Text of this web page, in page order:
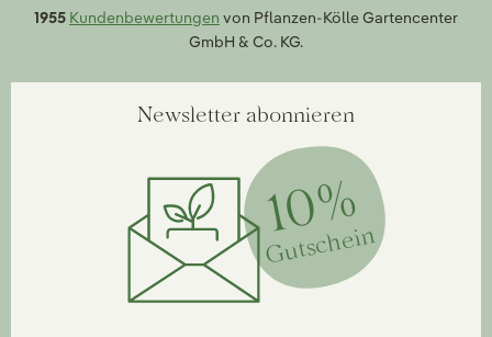
1955 Kundenbewertungen von Pflanzen-Kölle Gartencenter
GmbH & Co. KG.
Newsletter abonnieren
10%
Gutschein